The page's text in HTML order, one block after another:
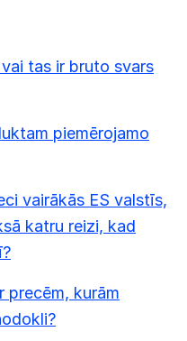
tas ir bruto svars
piemērojamo
vairākās ES valstīs,
katru reizi, kad
precēm, kurām